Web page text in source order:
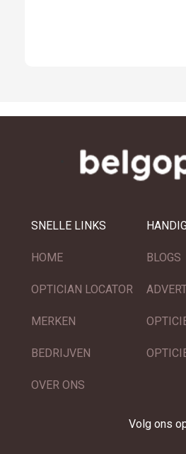
SNELLE LINKS
HOME
OPTICIAN LOCATOR
MERKEN
BEDRIJVEN
OVER ONS
BLOGS
Volg ons